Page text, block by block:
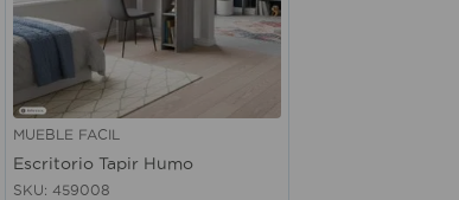
MUEBLE FACIL
Escritorio Tapir Humo
SKU: 459008